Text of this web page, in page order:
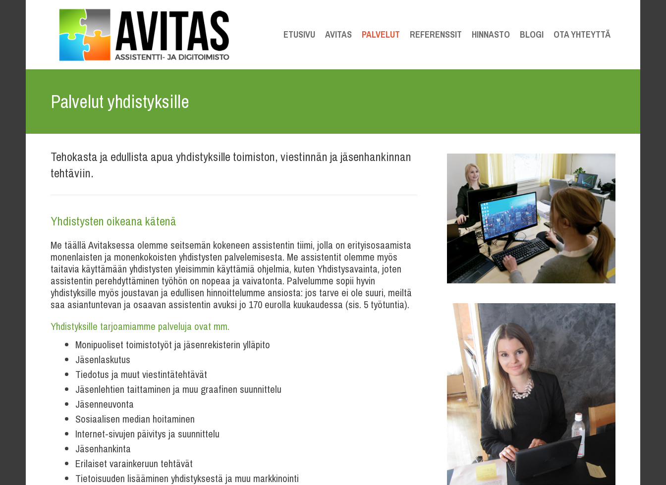
ETUSIVU AVITAS PALVELUT REFERENSSIT HINNASTO BLOGI OTA YHTEYTTÄ
Palvelut yhdistyksille
Tehokasta ja edullista apua yhdistyksille toimiston, viestinnän ja jäsenhankinnan
tehtäviin.
Yhdistysten oikeana kätenä
Me täällä Avitaksessa olemme seitsemän kokeneen assistentin tiimi, jolla on erityisosaamista
monenlaisten ja monenkokoisten yhdistysten palvelemisesta. Me assistentit olemme myös
taitavia käyttämään yhdistysten yleisimmin käyttämiä ohjelmia, kuten Yhdistysavainta, joten
assistentin perehdyttäminen työhön on nopeaa ja vaivatonta. Palvelumme sopii hyvin
yhdistyksille myös joustavan ja edullisen hinnoittelumme ansiosta: jos tarve ei ole suuri, meiltä
saa asiantuntevan ja osaavan assistentin avuksi jo 170 eurolla kuukaudessa (sis. 5 työtuntia).
Yhdistyksille tarjoamiamme palveluja ovat mm.
Monipuoliset toimistotyöt ja jäsenrekisterin ylläpito
Jäsenlaskutus
Tiedotus ja muut viestintätehtävät
Jäsenlehtien taittaminen ja muu graafinen suunnittelu
Jäsenneuvonta
Sosiaalisen median hoitaminen
Internet-sivujen päivitys ja suunnittelu
Jäsenhankinta
Erilaiset varainkeruun tehtävät
Tietoisuuden lisääminen yhdistyksestä ja muu markkinointi